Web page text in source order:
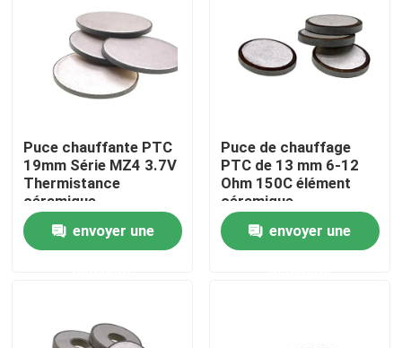
À la maison
Produits
Puce chauffante PTC
19mm Série MZ4 3.7V
Thermistance
céramique
envoyer une
Puce de chauffage
PTC de 13 mm 6-12
Ohm 150C élément
céramique
envoyer une